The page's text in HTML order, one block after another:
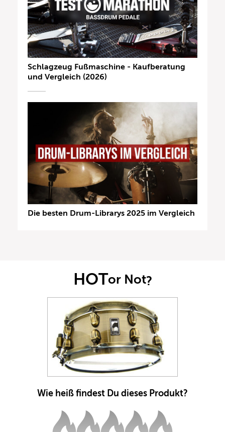
Schlagzeug Fußmaschine - Kaufberatung
und Vergleich (2026)
Die besten Drum-Librarys 2025 im Vergleich
HOTor Not?
Wie heiß findest Du dieses Produkt?